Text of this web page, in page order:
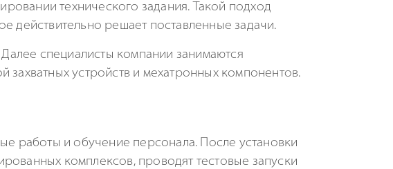
технического задания. Такой подход
действительно решает поставленные задачи.
специалисты компании занимаются
устройств и мехатронных компонентов.
работы и обучение персонала. После установки
комплексов, проводят тестовые запуски